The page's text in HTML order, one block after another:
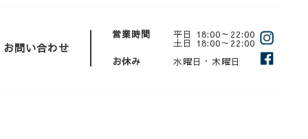
お問い合わせ
営業時間 平日 18:00～22:00
土日 18:00～22:00
お休み
水曜日・木曜日